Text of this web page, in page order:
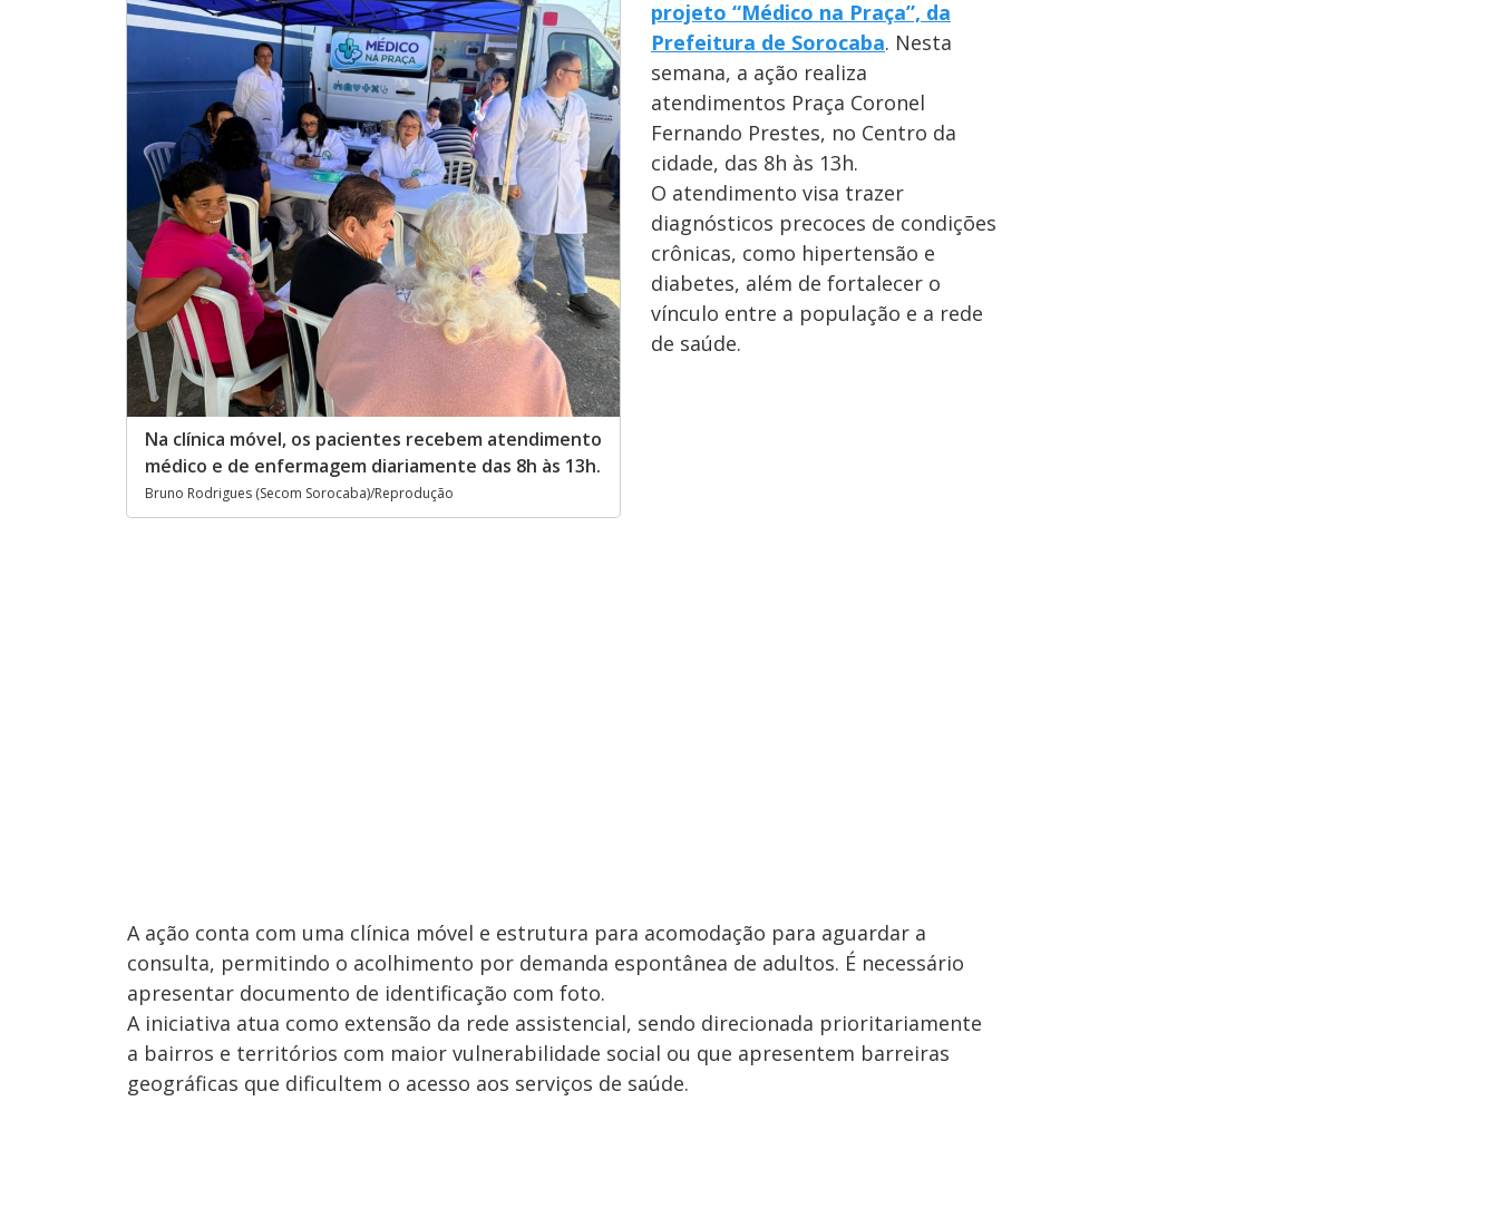
Na clínica móvel, os pacientes recebem atendimento
médico e de enfermagem diariamente das 8h às 13h.
Bruno Rodrigues (Secom Sorocaba)/Reprodução
projeto “Médico na Praça”, da
Prefeitura de Sorocaba. Nesta
semana, a ação realiza
atendimentos Praça Coronel
Fernando Prestes, no Centro da
cidade, das 8h às 13h.
O atendimento visa trazer
diagnósticos precoces de condições
crônicas, como hipertensão e
diabetes, além de fortalecer o
vínculo entre a população e a rede
de saúde.
A ação conta com uma clínica móvel e estrutura para acomodação para aguardar a
consulta, permitindo o acolhimento por demanda espontânea de adultos. É necessário
apresentar documento de identificação com foto.
A iniciativa atua como extensão da rede assistencial, sendo direcionada prioritariamente
a bairros e territórios com maior vulnerabilidade social ou que apresentem barreiras
geográficas que dificultem o acesso aos serviços de saúde.